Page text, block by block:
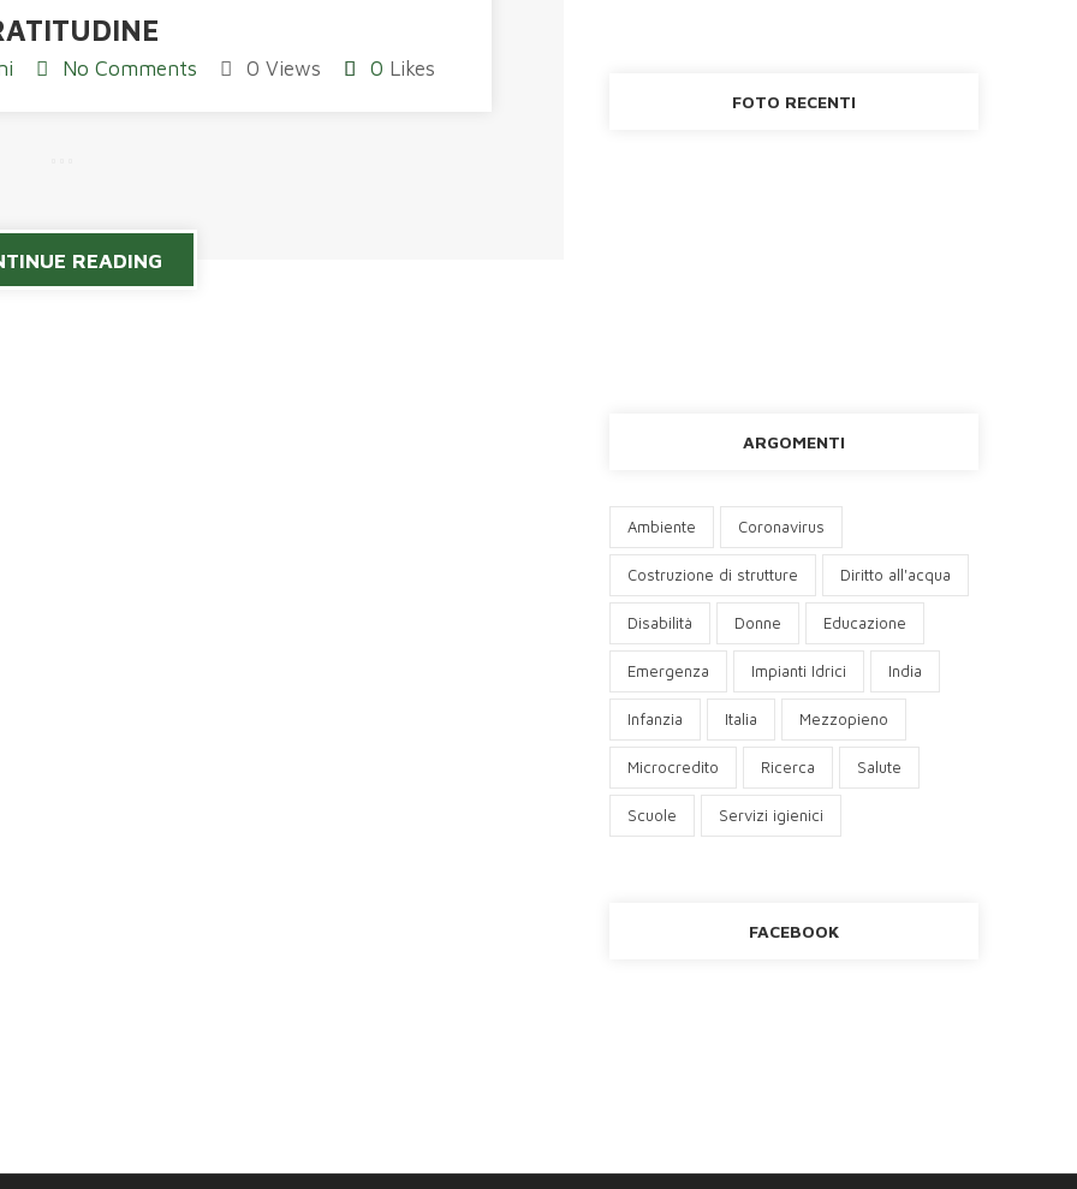
No Comments 0 Views 0 Likes
READING
FOTO RECENTI
ARGOMENTI
Ambiente Coronavirus
Costruzione di strutture Diritto all'acqua
Disabilità Donne Educazione
Emergenza Impianti Idrici India
Infanzia Italia Mezzopieno
Microcredito Ricerca Salute
Scuole Servizi igienici
FACEBOOK